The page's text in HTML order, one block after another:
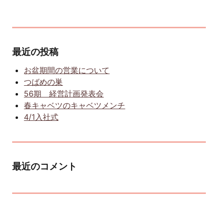
最近の投稿
お盆期間の営業について
つばめの巣
56期 経営計画発表会
春キャベツのキャベツメンチ
4/1入社式
最近のコメント